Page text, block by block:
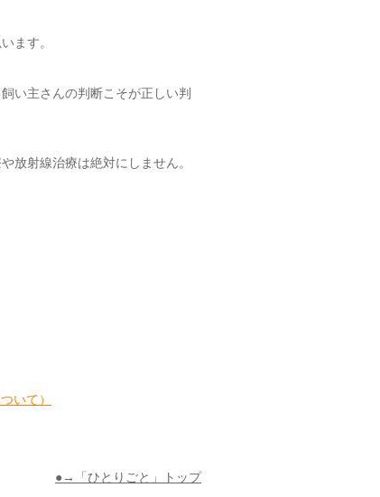
ます。
い主さんの判断こそが正しい判
放射線治療は絶対にしません。
いて）
●→「ひとりごと」トップ